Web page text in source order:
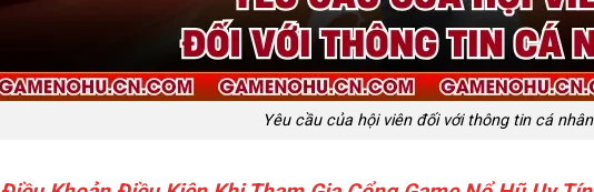
Yêu cầu của hội viên đối với thông tin cá nhân